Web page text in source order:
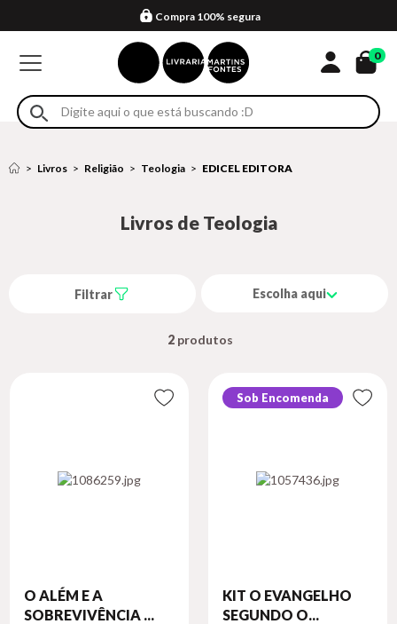
Formas de entrega
Compra 100% segura
Em até 4x sem juros no cartão*
Retire na loja
Eventos
0
Livros Religião Teologia EDICEL EDITORA
Livros de Teologia
Filtrar Escolha aqui
2
O ALÉM E A
SOBREVIVÊNCIA ...
Sob Encomenda
KIT O EVANGELHO
SEGUNDO O...